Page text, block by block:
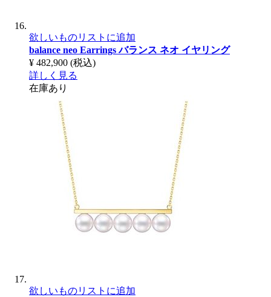
欲しいものリストに追加
balance neo Earringsバランス ネオ イヤリング
¥ 482,900 (税込)
詳しく見る
在庫あり
欲しいものリストに追加